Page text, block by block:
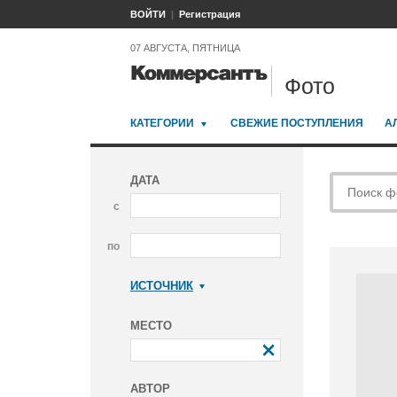
ВОЙТИ Регистрация
07 АВГУСТА, ПЯТНИЦА
Фото
КАТЕГОРИИ СВЕЖИЕ ПОСТУПЛЕНИЯ
ДАТА
с
по
ИСТОЧНИК
МЕСТО
АВТОР